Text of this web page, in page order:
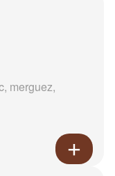
merguez,